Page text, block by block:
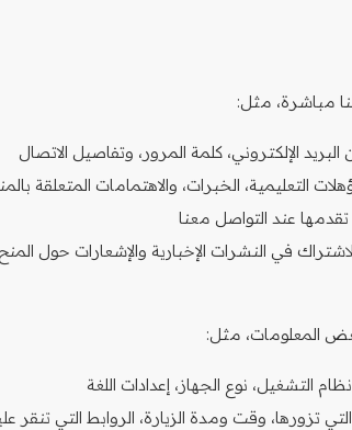
مباشرة، مثل:
البريد الإلكتروني، كلمة المرور، وتفاصيل الاتصال
التعليمية، الخبرات، والاهتمامات المتعلقة
عند التواصل معنا
في النشرات الإخبارية والإشعارات حول
المعلومات، مثل:
التشغيل، نوع الجهاز، إعدادات اللغة
تزورها، وقت ومدة الزيارة، الروابط التي تنقر